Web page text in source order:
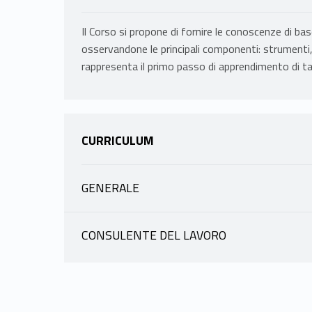
Il Corso si propone di fornire le conoscenze di
osservandone le principali componenti:
rappresenta il primo passo di apprendimento di
CURRICULUM
GENERALE
CONSULENTE DEL LAVORO